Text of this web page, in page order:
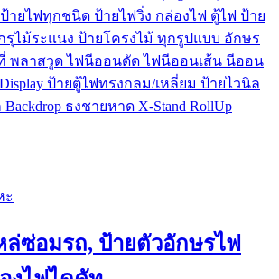
ายไฟทุกชนิด ป้ายไฟวิ่ง กล่องไฟ ตู้ไฟ ป้าย
รุไม้ระแนง ป้ายโครงไม้ ทุกรูปแบบ อักษร
พลาสวูด ไฟนีออนดัด ไฟนีออนเส้น นีออน
ป้ายตู้ไฟทรงกลม/เหลี่ยม ป้ายไวนิล
ธงชายหาด X-Stand RollUp
ะ
ล่ซ่อมรถ, ป้ายตัวอักษรไฟ